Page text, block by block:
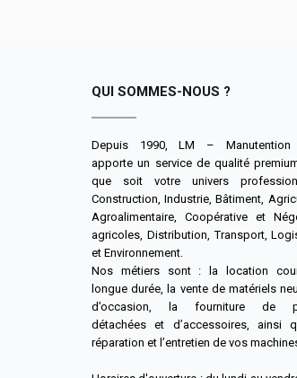
QUI SOMMES-NOUS ?
Depuis 1990, LM – Manutention
apporte un service de qualité
que soit votre univers
Construction, Industrie, Bâtiment,
Agroalimentaire, Coopérative et
agricoles, Distribution, Transport,
et Environnement.
Nos métiers sont : la location
longue durée, la vente de matériels
d’occasion, la fourniture de
détachées et d’accessoires, ainsi
réparation et l’entretien de vos